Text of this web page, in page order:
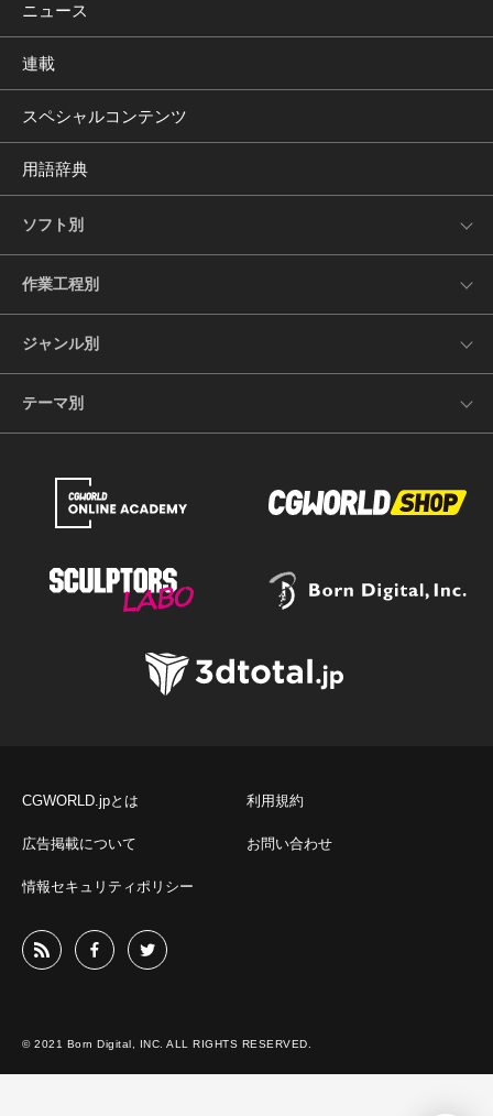
ニュース
連載
スペシャルコンテンツ
用語辞典
ソフト別
作業工程別
ジャンル別
テーマ別
CGWORLD.jpとは 利用規約
広告掲載について お問い合わせ
情報セキュリティポリシー
© 2021 Born Digital, INC. ALL RIGHTS RESERVED.